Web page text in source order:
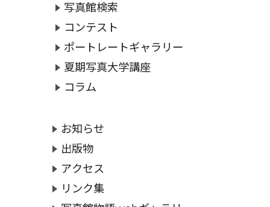
写真館検索
コンテスト
ポートレートギャラリー
夏期写真大学講座
コラム
お知らせ
出版物
アクセス
リンク集